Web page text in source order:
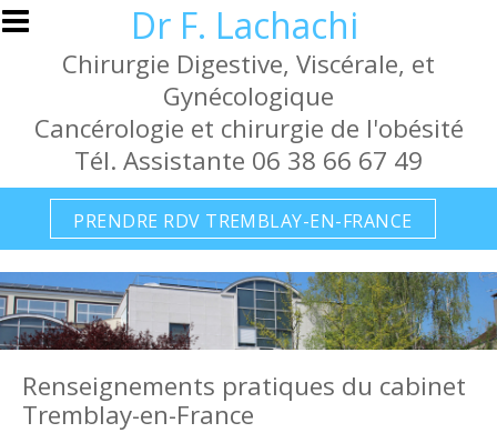
Aller au contenu principalDr F. Lachachi
Chirurgie Digestive, Viscérale, et
Gynécologique
Cancérologie et chirurgie de l'obésité
Tél. Assistante 06 38 66 67 49
PRENDRE RDV TREMBLAY-EN-FRANCE
Renseignements pratiques du cabinet
Tremblay-en-France